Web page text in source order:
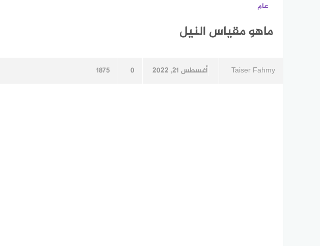
عام
ماهو مقياس النيل
Taiser Fahmy أغسطس 21, 2022 0
1875